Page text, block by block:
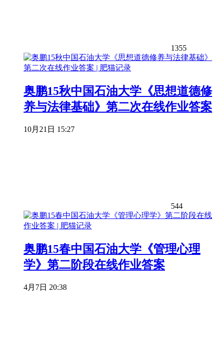
1355
奥鹏15秋中国石油大学《思想道德修
养与法律基础》第二次在线作业答案
10月21日 15:27
544
奥鹏15春中国石油大学《管理心理
学》第二阶段在线作业答案
4月7日 20:38